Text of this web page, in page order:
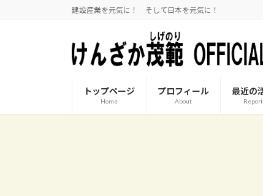
建設産業を元気に！ そして日本を元気に！
トップページ
Home
プロフィール
About
最近の
Report